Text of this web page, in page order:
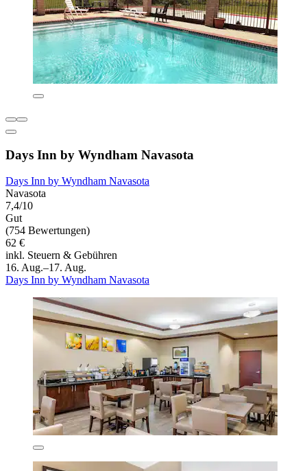
Days Inn by Wyndham Navasota
Days Inn by Wyndham Navasota
Navasota
7,4/10
Gut
(754 Bewertungen)
62 €
inkl. Steuern & Gebühren
16. Aug.–17. Aug.
Days Inn by Wyndham Navasota